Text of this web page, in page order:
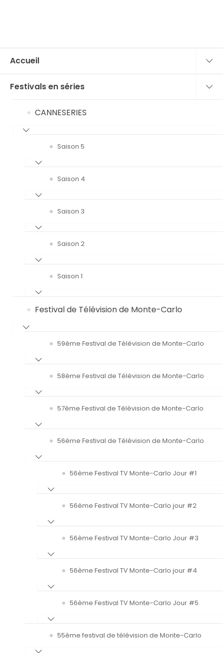
Accueil
Festivals en séries
CANNESERIES
Saison 5
Saison 4
Saison 3
Saison 2
Saison 1
Festival de Télévision de Monte-Carlo
59ème Festival de Télévision de Monte-Carlo
58ème Festival de Télévision de Monte-Carlo
57ème Festival de Télévision de Monte-Carlo
56ème Festival de Télévision de Monte-Carlo
56ème Festival TV Monte-Carlo Jour #1
56ème Festival TV Monte-Carlo jour #2
56ème Festival TV Monte-Carlo Jour #3
56ème Festival TV Monte-Carlo jour #4
56ème Festival TV Monte-Carlo Jour #5
55ème festival de télévision de Monte-Carlo